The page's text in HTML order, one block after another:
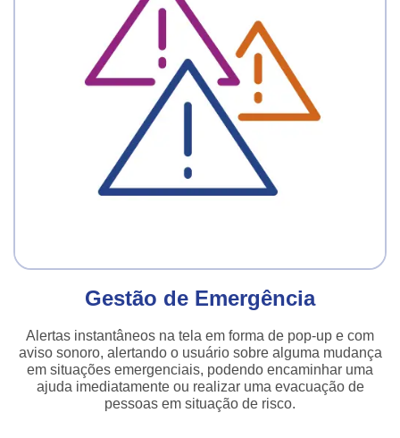
Gestão de Emergência
Alertas instantâneos na tela em forma de pop-up e com
aviso sonoro, alertando o usuário sobre alguma mudança
em situações emergenciais, podendo encaminhar uma
ajuda imediatamente ou realizar uma evacuação de
pessoas em situação de risco.